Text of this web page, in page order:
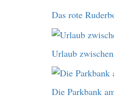
Das rote
Urlaub
Die Parkbank